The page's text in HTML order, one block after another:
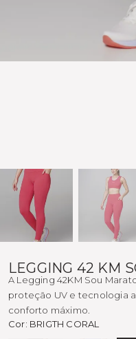
LEGGING 42 KM
A Legging 42KM Sou
proteção UV e tecnologia
conforto máximo.
Cor: BRIGTH CORAL